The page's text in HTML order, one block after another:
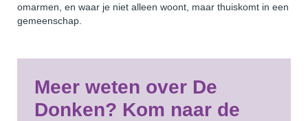
omarmen, en waar je niet alleen woont, maar thuiskomt in een
gemeenschap.
Meer weten over De
Donken? Kom naar de